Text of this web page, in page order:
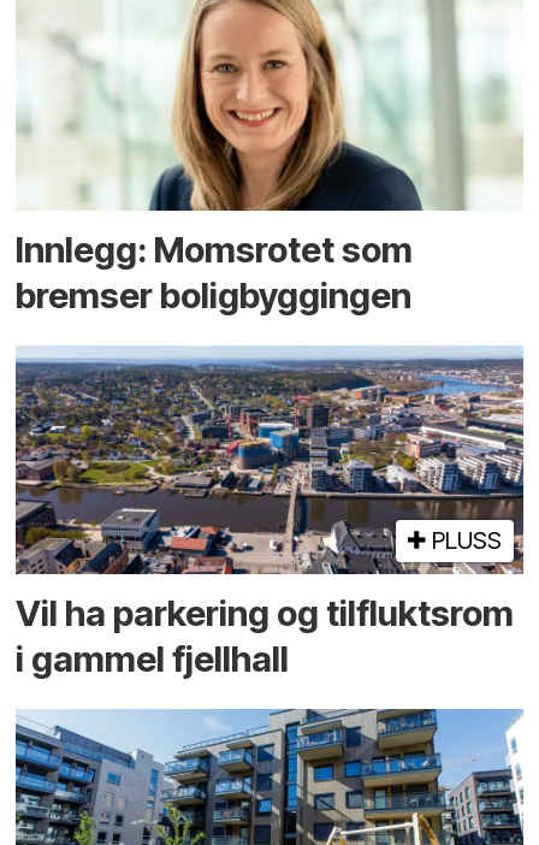
Innlegg: Moms­rotet som
bremser bolig­byggingen
PLUSS
Vil ha parkering og tilflukts­rom
i gammel fjellhall